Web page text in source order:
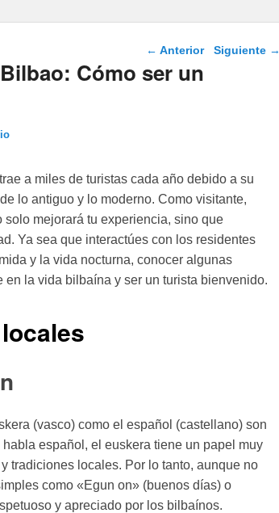
Navegación de
← Anterior Siguiente →
Cómo ser un
a miles de turistas cada año debido a su
lo antiguo y lo moderno. Como visitante,
mejorará tu experiencia, sino que
Ya sea que interactúes con los residentes
y la vida nocturna, conocer algunas
la vida bilbaína y ser un turista bienvenido.
(vasco) como el español (castellano) son
español, el euskera tiene un papel muy
tradiciones locales. Por lo tanto, aunque no
como «Egun on» (buenos días) o
y apreciado por los bilbaínos.